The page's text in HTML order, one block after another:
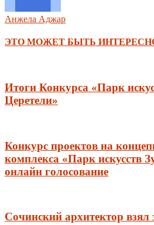
Анжела Аджар
ЭТО МОЖЕТ БЫТЬ
Итоги Конкурса «Парк
Церетели»
Конкурс проектов на
комплекса «Парк искусств
онлайн голосование
Сочинский архитектор взял